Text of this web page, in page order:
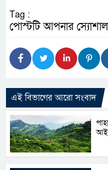
Tag :
পোস্টটি আপনার
এই বিভাগের আরো সংবাদ